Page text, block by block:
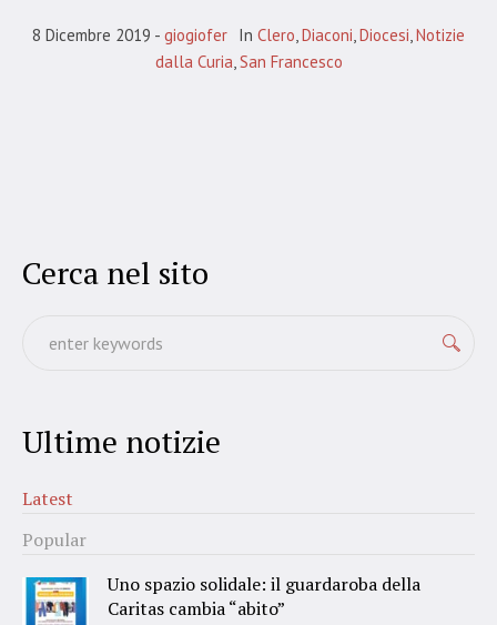
8 Dicembre 2019 giogiofer In Clero Diaconi Diocesi Notizie
dalla Curia San Francesco
Cerca nel sito
Ultime notizie
Latest
Popular
Uno spazio solidale: il guardaroba della
Caritas cambia “abito”